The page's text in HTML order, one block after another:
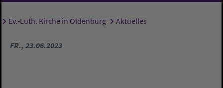
Sie sind hier:
Ev.-Luth. Kirche in Oldenburg Aktuelles
FR., 23.06.2023